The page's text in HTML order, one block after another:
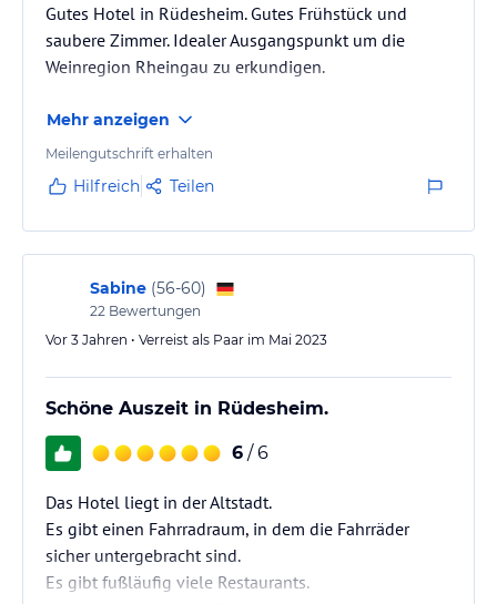
Gutes Hotel in Rüdesheim. Gutes Frühstück und
saubere Zimmer. Idealer Ausgangspunkt um die
Weinregion Rheingau zu erkundigen.
Mehr anzeigen
Meilengutschrift erhalten
Hilfreich Teilen
Sabine (56-60)
22 Bewertungen
Vor 3 Jahren • Verreist als Paar im Mai 2023
Schöne Auszeit in Rüdesheim.
6 / 6
Das Hotel liegt in der Altstadt.
Es gibt einen Fahrradraum, in dem die Fahrräder
sicher untergebracht sind.
Es gibt fußläufig viele Restaurants.